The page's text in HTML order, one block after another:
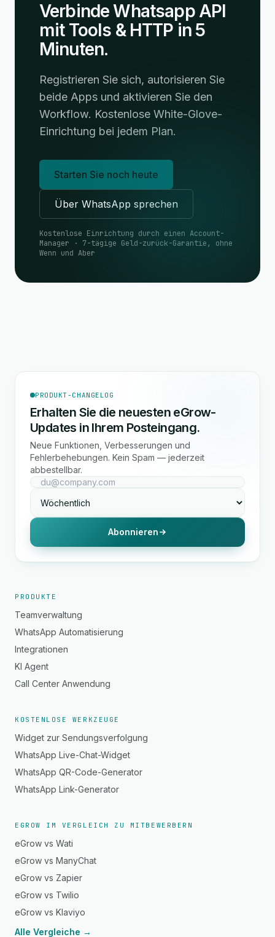
Verbinde Whatsapp API
mit Tools & HTTP in 5
Minuten.
Registrieren Sie sich, autorisieren Sie
beide Apps und aktivieren Sie den
Workflow. Kostenlose White-Glove-
Einrichtung bei jedem Plan.
Starten Sie noch heute
Über WhatsApp sprechen
Kostenlose Einrichtung durch einen Account-
Manager · 7-tägige Geld-zurück-Garantie, ohne
Wenn und Aber
PRODUKT-CHANGELOG
Erhalten Sie die neuesten eGrow-
Updates in Ihrem Posteingang.
Neue Funktionen, Verbesserungen und
Fehlerbehebungen. Kein Spam — jederzeit
abbestellbar.
Abonnieren
PRODUKTE
Teamverwaltung
WhatsApp Automatisierung
Integrationen
KI Agent
Call Center Anwendung
KOSTENLOSE WERKZEUGE
Widget zur Sendungsverfolgung
WhatsApp Live-Chat-Widget
WhatsApp QR-Code-Generator
WhatsApp Link-Generator
EGROW IM VERGLEICH ZU MITBEWERBERN
eGrow vs Wati
eGrow vs ManyChat
eGrow vs Zapier
eGrow vs Twilio
eGrow vs Klaviyo
Alle Vergleiche →